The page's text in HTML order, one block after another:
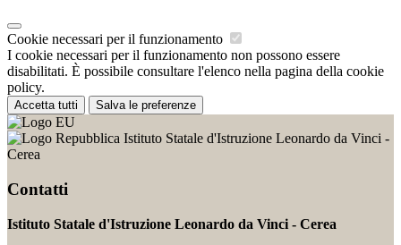
Cookie necessari per il funzionamento
I cookie necessari per il funzionamento non possono essere
disabilitati. È possibile consultare l'elenco nella pagina della cookie
policy.
Accetta tutti Salva le preferenze
Istituto Statale d'Istruzione Leonardo da Vinci -
Cerea
Contatti
Istituto Statale d'Istruzione Leonardo da Vinci - Cerea